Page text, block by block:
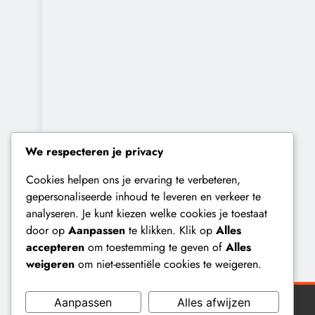
We respecteren je privacy
Cookies helpen ons je ervaring te verbeteren,
gepersonaliseerde inhoud te leveren en verkeer te
analyseren. Je kunt kiezen welke cookies je toestaat
door op Aanpassen te klikken. Klik op Alles
accepteren om toestemming te geven of Alles
weigeren om niet-essentiële cookies te weigeren.
Aanpassen Alles afwijzen